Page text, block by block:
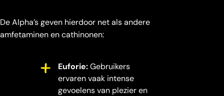
De Alpha’s geven hierdoor net als andere
amfetaminen en cathinonen:
Euforie:Gebruikers
ervaren vaak intense
gevoelens van plezier en